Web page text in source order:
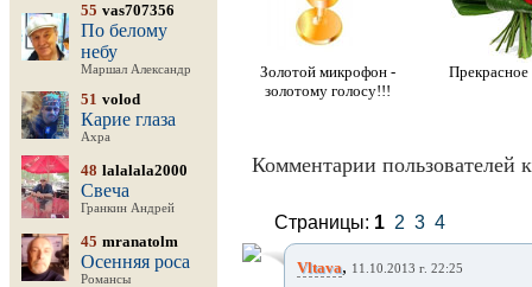
55 vas707356
По белому
небу
Маршал Александр
51 volod
Карие глаза
Ахра
48 lalalala2000
Свеча
Гранкин Андрей
45 mranatolm
Осенняя роса
Романсы
Золотой микрофон -
золотому голосу!!!
Комментарии пользователей
Страницы: 1 2 3 4
Vltava, 11.10.2013 г. 22:25